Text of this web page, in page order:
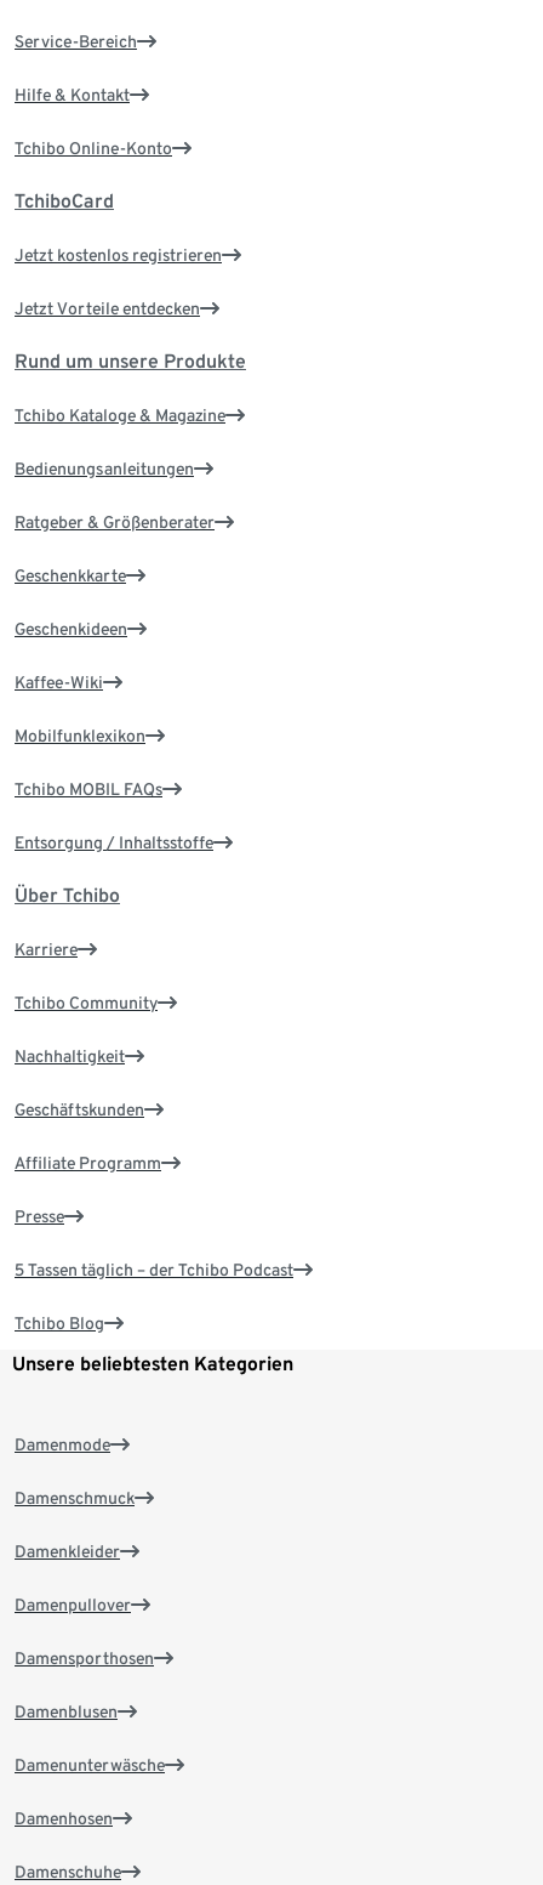
Service-Bereich
Hilfe & Kontakt
Tchibo Online-Konto
TchiboCard
Jetzt kostenlos registrieren
Jetzt Vorteile entdecken
Rund um unsere Produkte
Tchibo Kataloge & Magazine
Bedienungsanleitungen
Ratgeber & Größenberater
Geschenkkarte
Geschenkideen
Kaffee-Wiki
Mobilfunklexikon
Tchibo MOBIL FAQs
Entsorgung / Inhaltsstoffe
Über Tchibo
Karriere
Tchibo Community
Nachhaltigkeit
Geschäftskunden
Affiliate Programm
Presse
5 Tassen täglich – der Tchibo Podcast
Tchibo Blog
Unsere beliebtesten Kategorien
Damenmode
Damenschmuck
Damenkleider
Damenpullover
Damensporthosen
Damenblusen
Damenunterwäsche
Damenhosen
Damenschuhe